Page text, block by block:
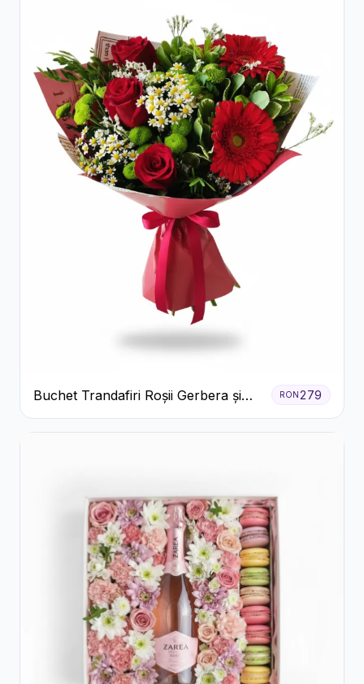
Buchet Trandafiri Roșii Gerbera și
Verdeață
RON279